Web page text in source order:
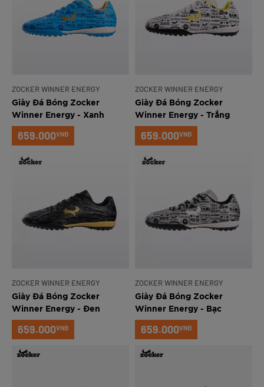
ZOCKER WINNER ENERGY
Giày Đá Bóng Zocker
Winner Energy - Xanh
659.000VNĐ
ZOCKER WINNER ENERGY
Giày Đá Bóng Zocker
Winner Energy - Trắng
659.000VNĐ
ZOCKER WINNER ENERGY
Giày Đá Bóng Zocker
Winner Energy - Đen
659.000VNĐ
ZOCKER WINNER ENERGY
Giày Đá Bóng Zocker
Winner Energy - Bạc
659.000VNĐ